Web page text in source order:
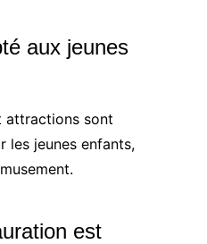
aux jeunes
attractions sont
les jeunes enfants,
est